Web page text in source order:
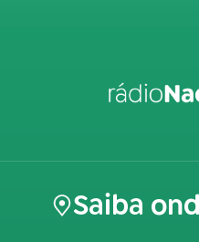
Saiba